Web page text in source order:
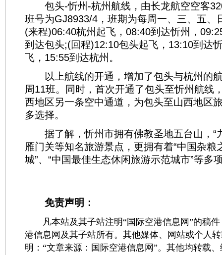
包头-忻州-杭州航线，由长龙航空空客
班号为GJ8933/4，班期为每周一、三、五、
(来程)06:40杭州起飞，08:40到达忻州，
到达包头;(回程)12:10包头起飞，13:10到达
飞，15:55到达杭州。
以上航线的开通，增加了包头与杭州的
周11班。同时，首次开通了包头至忻州航线
西地区另一条空中通道，为包头至山西地区
多选择。
据了解，忻州市拥有佛教圣地五台山，“
雁门关等知名旅游景点，更拥有着“中国杂粮
城”、“中国最佳生态休闲旅游示范城市”等多
免责声明：
凡本站及其子站注明“国际空港信息网”的稿件
港信息网及其子站所有。其他媒体、网站或个人
明：“文章来源：国际空港信息网”。其他均转载